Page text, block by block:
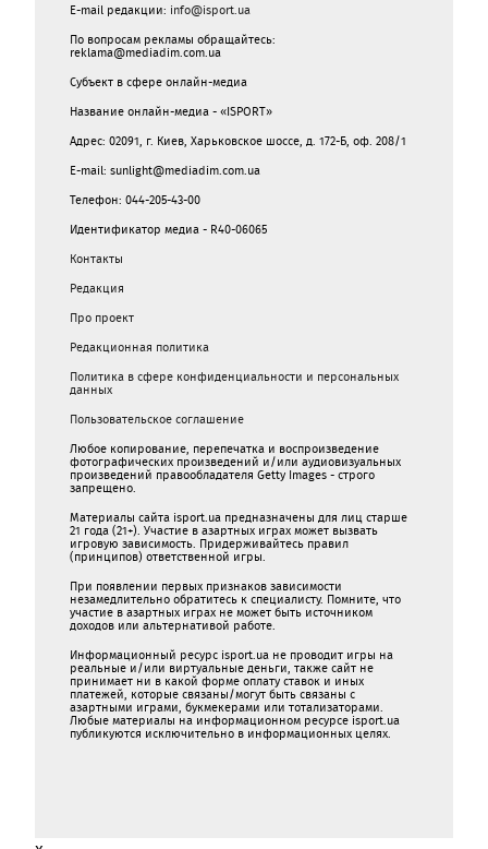
E-mail редакции: info@isport.ua
По вопросам рекламы обращайтесь:
reklama@mediadim.com.ua
Субъект в сфере онлайн-медиа
Название онлайн-медиа - «ISPORT»
Адрес: 02091, г. Киев, Харьковское шоссе, д. 172-Б, оф. 208/1
E-mail: sunlight@mediadim.com.ua
Телефон: 044-205-43-00
Идентификатор медиа - R40-06065
Контакты
Редакция
Про проект
Редакционная политика
Политика в сфере конфиденциальности и персональных
данных
Пользовательское соглашение
Любое копирование, перепечатка и воспроизведение
фотографических произведений и/или аудиовизуальных
произведений правообладателя Getty Images - строго
запрещено.
Материалы сайта isport.ua предназначены для лиц старше
21 года (21+). Участие в азартных играх может вызвать
игровую зависимость. Придерживайтесь правил
(принципов) ответственной игры.
При появлении первых признаков зависимости
незамедлительно обратитесь к специалисту. Помните, что
участие в азартных играх не может быть источником
доходов или альтернативой работе.
Информационный ресурс isport.ua не проводит игры на
реальные и/или виртуальные деньги, также сайт не
принимает ни в какой форме oплaту ставок и иных
платежей, которые связаны/могут быть связаны c
азартными игрaми, букмекерами или тотализаторами.
Любые материалы на информационном ресурсе isport.ua
публикуютcя исключительно в информационных целях.